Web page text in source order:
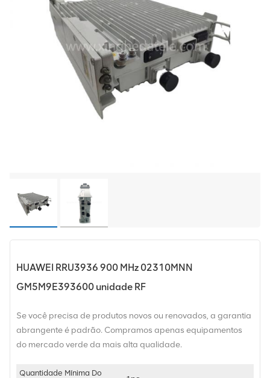
HUAWEI RRU3936 900 MHz 02310MNN
GM5M9E393600 unidade RF
Se você precisa de produtos novos ou renovados, a garantia
abrangente é padrão. Compramos apenas equipamentos
do mercado verde da mais alta qualidade.
Quantidade Mínima Do